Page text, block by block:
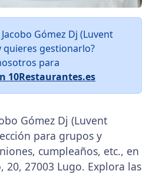
Gómez Dj (Luvent
quieres gestionarlo?
para
10Restaurantes.es
Gómez Dj (Luvent
para grupos y
cumpleaños, etc., en
20, 27003 Lugo. Explora las